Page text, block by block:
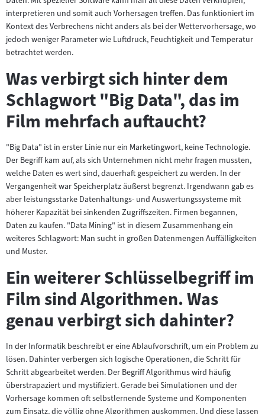
interpretieren und somit auch Vorhersagen treffen. Das funktioniert im
Kontext des Verbrechens nicht anders als bei der Wettervorhersage, wo
jedoch weniger Parameter wie Luftdruck, Feuchtigkeit und Temperatur
betrachtet werden.
Was verbirgt sich hinter dem
Schlagwort "Big Data", das im
Film mehrfach auftaucht?
"Big Data" ist in erster Linie nur ein Marketingwort, keine Technologie.
Der Begriff kam auf, als sich Unternehmen nicht mehr fragen mussten,
welche Daten es wert sind, dauerhaft gespeichert zu werden. In der
Vergangenheit war Speicherplatz äußerst begrenzt. Irgendwann gab es
aber leistungsstarke Datenhaltungs- und Auswertungssysteme mit
höherer Kapazität bei sinkenden Zugriffszeiten. Firmen begannen,
Daten zu kaufen. "Data Mining" ist in diesem Zusammenhang ein
weiteres Schlagwort: Man sucht in großen Datenmengen Auffälligkeiten
und Muster.
Ein weiterer Schlüsselbegriff im
Film sind Algorithmen. Was
genau verbirgt sich dahinter?
In der Informatik beschreibt er eine Ablaufvorschrift, um ein Problem zu
lösen. Dahinter verbergen sich logische Operationen, die Schritt für
Schritt abgearbeitet werden. Der Begriff Algorithmus wird häufig
überstrapaziert und mystifiziert. Gerade bei Simulationen und der
Vorhersage kommen oft selbstlernende Systeme und Komponenten
zum Einsatz, die völlig ohne Algorithmen auskommen. Und diese lassen